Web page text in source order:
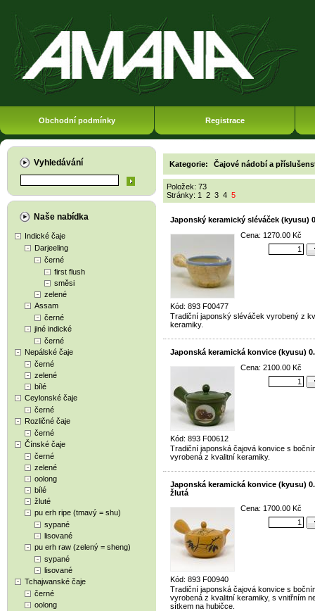
Obchodní podmínky Registrace
Vyhledávání
Naše nabídka
Indické čaje
Darjeeling
černé
first flush
směsi
zelené
Assam
černé
jiné indické
černé
Nepálské čaje
černé
zelené
bílé
Ceylonské čaje
černé
Rozličné čaje
černé
Čínské čaje
černé
zelené
oolong
bílé
žluté
pu erh ripe (tmavý = shu)
sypané
lisované
pu erh raw (zelený = sheng)
sypané
lisované
Tchajwanské čaje
černé
oolong
Kategorie: Čajové nádobí a
Položek: 73
Stránky: 1 2 3 4 5
Japonský keramický sléváček (kyusu)
Kód: 893 F00477
Cena: 1270.00 Kč
Tradiční japonský sléváček vyrobený z
keramiky.
Japonská keramická konvice (kyusu)
Kód: 893 F00612
Cena: 2100.00 Kč
Tradiční japonská čajová konvice s
vyrobená z kvalitní keramiky.
Japonská keramická konvice (kyusu)
žlutá
Kód: 893 F00940
Cena: 1700.00 Kč
Tradiční japonská čajová konvice s
vyrobená z kvalitní keramiky, s vnitřním
sítkem na hubičce.